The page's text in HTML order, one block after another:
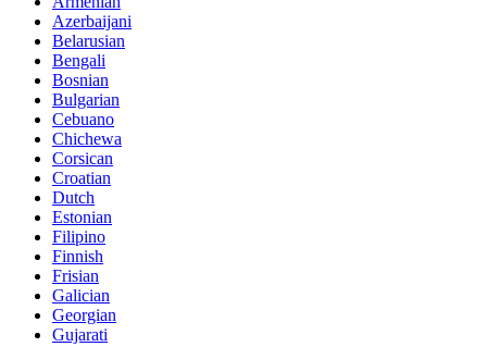
Azerbaijani
Belarusian
Bengali
Bosnian
Bulgarian
Cebuano
Chichewa
Corsican
Croatian
Dutch
Estonian
Filipino
Finnish
Frisian
Galician
Georgian
Gujarati